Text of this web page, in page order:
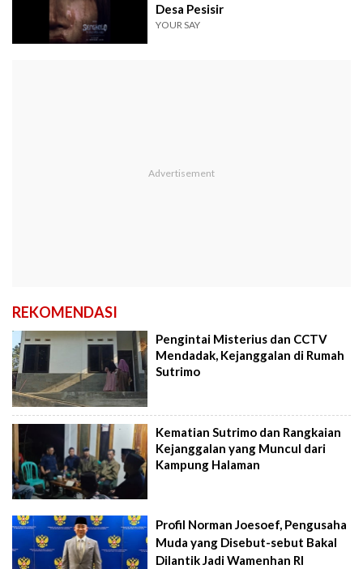
Desa Pesisir
YOUR SAY
REKOMENDASI
Pengintai Misterius dan CCTV
Mendadak, Kejanggalan di Rumah
Sutrimo
Kematian Sutrimo dan Rangkaian
Kejanggalan yang Muncul dari
Kampung Halaman
Profil Norman Joesoef, Pengusaha
Muda yang Disebut-sebut Bakal
Dilantik Jadi Wamenhan RI